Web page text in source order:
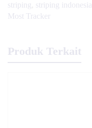
striping
striping indonesia
Most Tracker
Produk Terkait